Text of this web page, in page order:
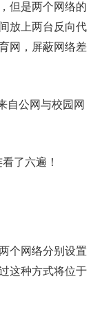
但是两个网络的
放上两台反向代
网，屏蔽网络差
自公网与校园网
个网络分别设置
这种方式将位于